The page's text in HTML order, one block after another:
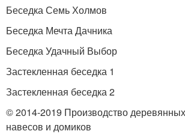
Беседка Семь Холмов
Беседка Мечта Дачника
Беседка Удачный Выбор
Застекленная беседка 1
Застекленная беседка 2
© 2014-2019 Производство
навесов и домиков